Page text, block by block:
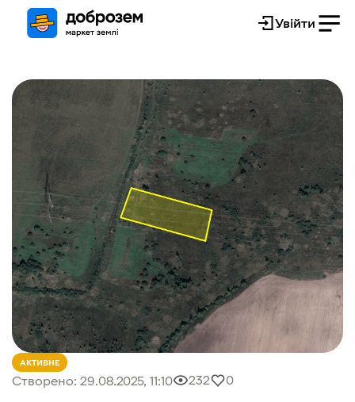
Увійти
АКТИВНЕ
Створено: 29.08.2025, 11:10 232 0